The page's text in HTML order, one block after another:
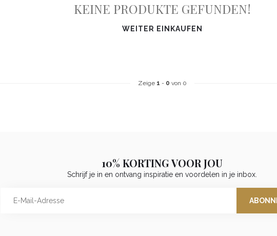
KEINE PRODUKTE GEFUNDEN!
WEITER EINKAUFEN
Zeige 1 - 0 von 0
10% KORTING VOOR JOU
Schrijf je in en ontvang inspiratie en voordelen in je inbox.